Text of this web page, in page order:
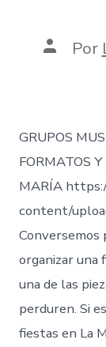
AutorPor
GRUPOS
FORMATOS
MARÍA
content/
organizar una
una de las
perduren. Si
fiestas en La